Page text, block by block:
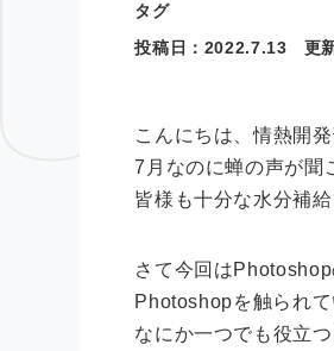
タグ
投稿日： 2022.7.13 更
こんにちは、情熱開
7月なのに蝉の声が聞
皆様も十分な水分補
さて今回は
Photoshopを触られ
なにか一つでも役立